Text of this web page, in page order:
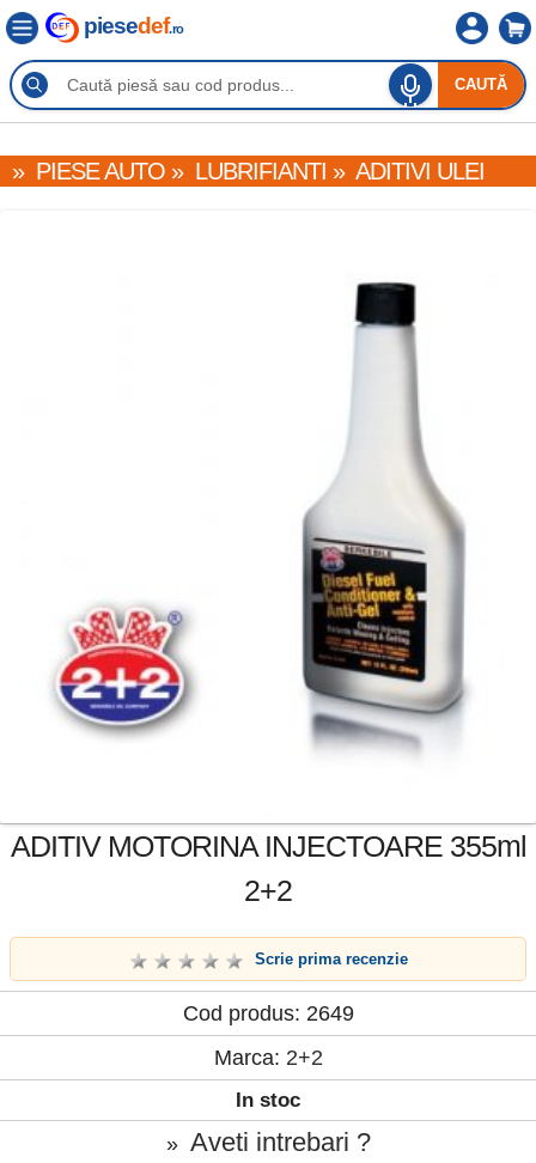
CAUTĂ
piesedef.ro
» PIESE AUTO » LUBRIFIANTI » ADITIVI ULEI
ADITIV MOTORINA INJECTOARE 355ml
2+2
Scrie prima recenzie
Cod produs: 2649
Marca: 2+2
In stoc
» Aveti intrebari ?